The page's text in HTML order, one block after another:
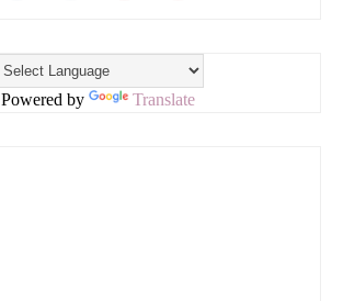
Powered by Translate